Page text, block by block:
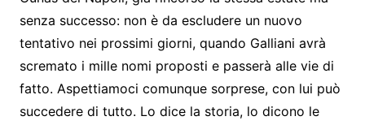
senza successo: non è da escludere un nuovo
tentativo nei prossimi giorni, quando Galliani avrà
scremato i mille nomi proposti e passerà alle vie di
fatto. Aspettiamoci comunque sorprese, con lui può
succedere di tutto. Lo dice la storia, lo dicono le